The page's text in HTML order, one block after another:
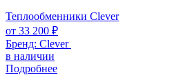
Теплообменники Clever
от 33 200 ₽
Бренд: Clever
в наличии
Подробнее